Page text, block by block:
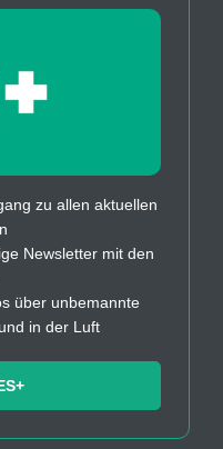
zu allen aktuellen
Newsletter mit den
über unbemannte
in der Luft